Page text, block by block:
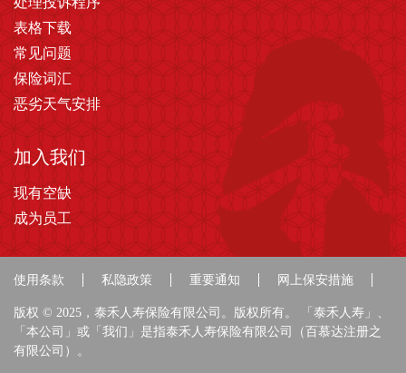
表格下载
常见问题
保险词汇
恶劣天气安排
加入我们
现有空缺
成为员工
使用条款 私隐政策 重要通知 网上保安措施
版权 © 2025，泰禾人寿保险有限公司。版权所有。 「泰禾人寿」、
「本公司」或「我们」是指泰禾人寿保险有限公司（百慕达注册之
有限公司）。